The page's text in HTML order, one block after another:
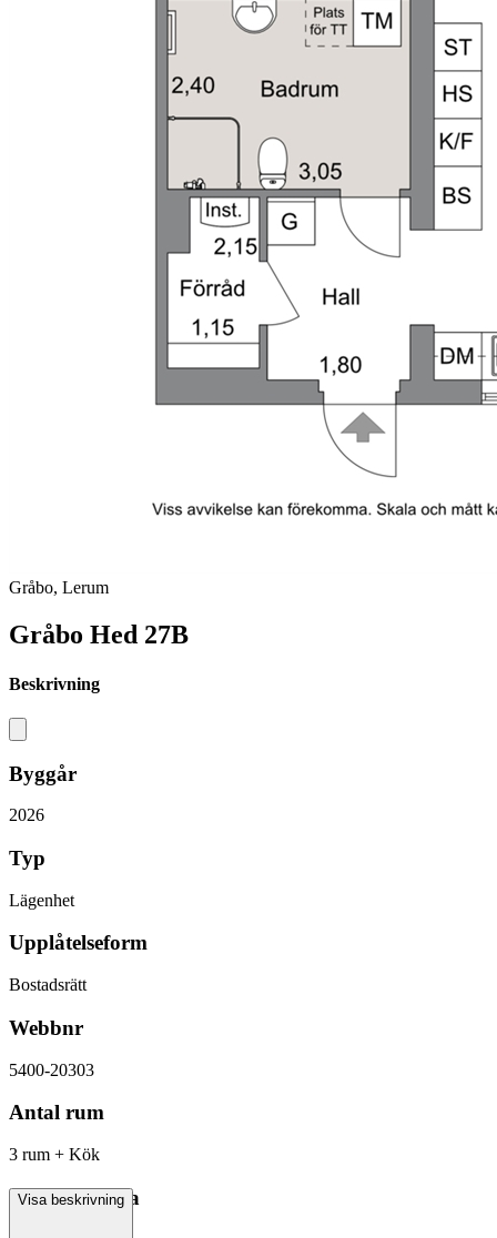
Gråbo, Lerum
Gråbo Hed 27B
Beskrivning
Byggår
2026
Typ
Lägenhet
Upplåtelseform
Bostadsrätt
Webbnr
5400-20303
Antal rum
3 rum + Kök
Boarea/Biarea
Visa beskrivning